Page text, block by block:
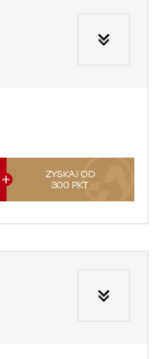
ZYSKAJ OD
300 PKT